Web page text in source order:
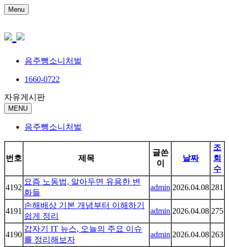
Menu
음주뺑소니처벌
1660-0722
자유게시판
MENU
음주뺑소니처벌
번호 제목
글쓴
이
날짜
조
회
수
4192
요즘 노동법, 알아두면 유용한 변
화들
admin 2026.04.08 281
4191
손해배상 기본 개념부터 이해하기
쉽게 정리
admin 2026.04.08 275
4190
갑자기 IT 뉴스, 오늘의 주요 이슈
를 정리해보자
admin 2026.04.08 263